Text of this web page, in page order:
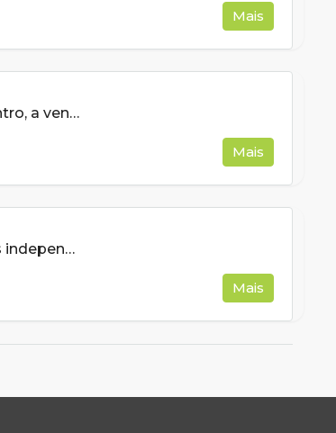
Mais
Casa semi acabada a 1km do centro, a venda em Cambui MG
Mais
Casa de esquina com 2 garagens independentes e 300m² de construção a venda em Cambui MG
Mais